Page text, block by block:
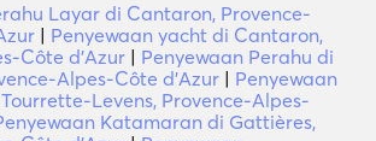
Layar di Cantaron, Provence-
| Penyewaan yacht di Cantaron,
Côte d'Azur | Penyewaan Perahu di
Alpes-Côte d'Azur | Penyewaan
Levens, Provence-Alpes-
Katamaran di Gattières,